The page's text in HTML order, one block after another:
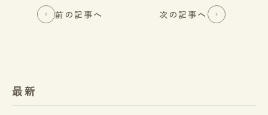
前の記事へ 次の記事へ
最新